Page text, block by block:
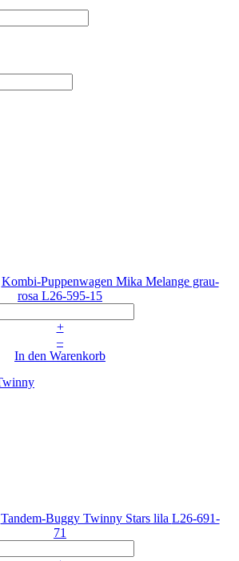
Kombi-Puppenwagen Mika Melange grau-
rosa L26-595-15
+
–
In den Warenkorb
Tandem-Buggy Twinny Stars lila L26-691-
71